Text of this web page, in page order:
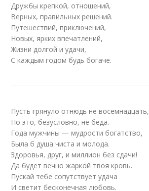
Дружбы крепкой, отношений,
Верных, правильных решений.
Путешествий, приключений,
Новых, ярких впечатлений,
Жизни долгой и удачи,
С каждым годом будь богаче.
Пусть грянуло отнюдь не восемнадцать,
Но это, безусловно, не беда.
Года мужчины — мудрости богатство,
Была б душа чиста и молода.
Здоровья, друг, и миллион без сдачи!
Да будет вечно жаркой твоя кровь.
Пускай тебе сопутствует удача
И светит бесконечная любовь.